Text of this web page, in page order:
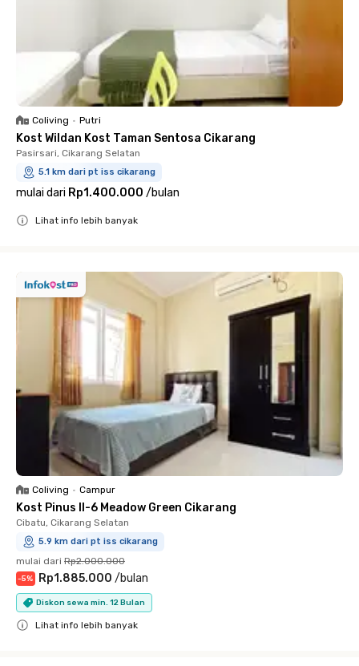
Coliving • Putri
Kost Wildan Kost Taman Sentosa Cikarang
Pasirsari, Cikarang Selatan
5.1 km dari pt iss cikarang
mulai dari Rp1.400.000 /bulan
Lihat info lebih banyak
Coliving • Campur
Kost Pinus II-6 Meadow Green Cikarang
Cibatu, Cikarang Selatan
5.9 km dari pt iss cikarang
mulai dari Rp2.000.000
-5% Rp1.885.000 /bulan
Diskon sewa min. 12 Bulan
Lihat info lebih banyak